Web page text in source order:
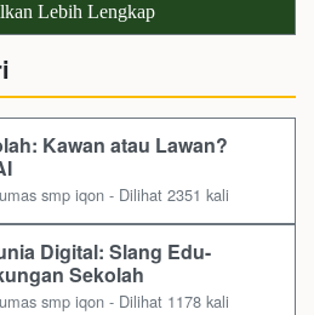
Lebih Lengkap
Kawan atau Lawan?
smp iqon - Dilihat 2351 kali
Digital: Slang Edu-
Sekolah
smp iqon - Dilihat 1178 kali